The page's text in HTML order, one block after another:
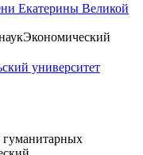
Екатерины Великой
Экономический
университет
гуманитарных